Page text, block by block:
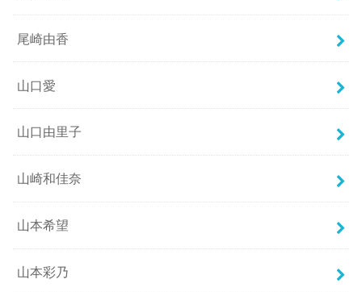
尾崎由香
山口愛
山口由里子
山崎和佳奈
山本希望
山本彩乃